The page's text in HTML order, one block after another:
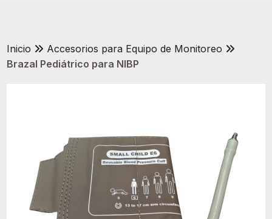
Outlet
Inicio
Accesorios para Equipo de Monitoreo
Brazal Pediátrico para NIBP